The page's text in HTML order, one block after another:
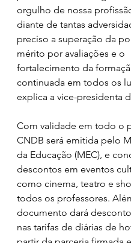
orgulho de nossa
diante de tantas
preciso a superação da
mérito por avaliações e o
fortalecimento da
continuada em todos os
explica a vice-presidenta
Com validade em todo o
CNDB será emitida pelo
da Educação (MEC), e
descontos em eventos
como cinema, teatro e
todos os professores.
documento dará
nas tarifas de diárias de